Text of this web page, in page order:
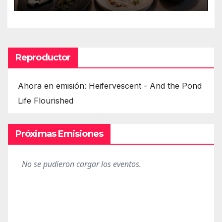
isuna Temuri
Reproductor
Ahora en emisión: Heifervescent - And the Pond
Life Flourished
Próximas Emisiones